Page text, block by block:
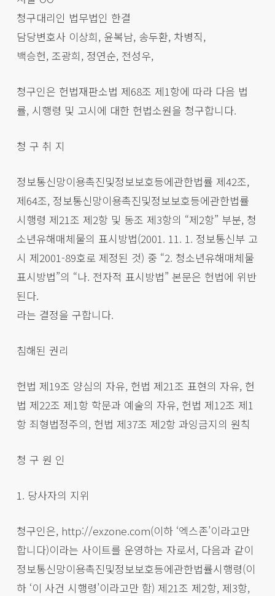
청구대리인 법무법인 한결
담당변호사 이상희, 윤복남, 송두환, 차병직,
백승헌, 조광희, 정연순, 전성우,
청구인은 헌법재판소법 제68조 제1항에 따라 다음 법
률, 시행령 및 고시에 대한 헌법소원을 청구합니다.
청 구 취 지
정보통신망이용촉진및정보보호등에관한법률 제42조,
제64조, 정보통신망이용촉진및정보보호등에관한법률
시행령 제21조 제2항 및 동조 제3항의 “제2항” 부분, 청
소년유해매체물의 표시방법(2001. 11. 1. 정보통신부 고
시 제2001-89호로 제정된 것) 중 “2. 청소년유해매체물
표시방법”의 “나. 전자적 표시방법” 본문은 헌법에 위반
된다.
라는 결정을 구합니다.
침해된 권리
헌법 제19조 양심의 자유, 헌법 제21조 표현의 자유, 헌
법 제22조 제1항 학문과 예술의 자유, 헌법 제12조 제1
항 죄형법정주의, 헌법 제37조 제2항 과잉금지의 원칙
청 구 원 인
1. 당사자의 지위
청구인은, http://exzone.com(이하 ‘엑스존’이라고만
합니다)이라는 사이트를 운영하는 자로서, 다음과 같이
정보통신망이용촉진및정보보호등에관한법률시행령(이
하 ‘이 사건 시행령’이라고만 함) 제21조 제2항, 제3항,